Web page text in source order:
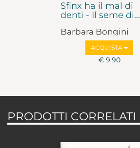
Sfinx ha il mal di
denti - Il seme di...
Barbara Bongini
ACQUISTA
€ 9,90
PRODOTTI CORRELATI